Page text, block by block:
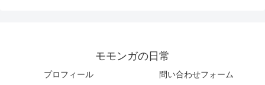
モモンガの日常
プロフィール 問い合わせフォーム